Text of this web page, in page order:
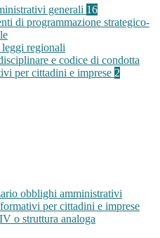
generali 16
di programmazione strategico-
leggi regionali
e codice di condotta
per cittadini e imprese 2
obblighi amministrativi
per cittadini e imprese
o struttura analoga